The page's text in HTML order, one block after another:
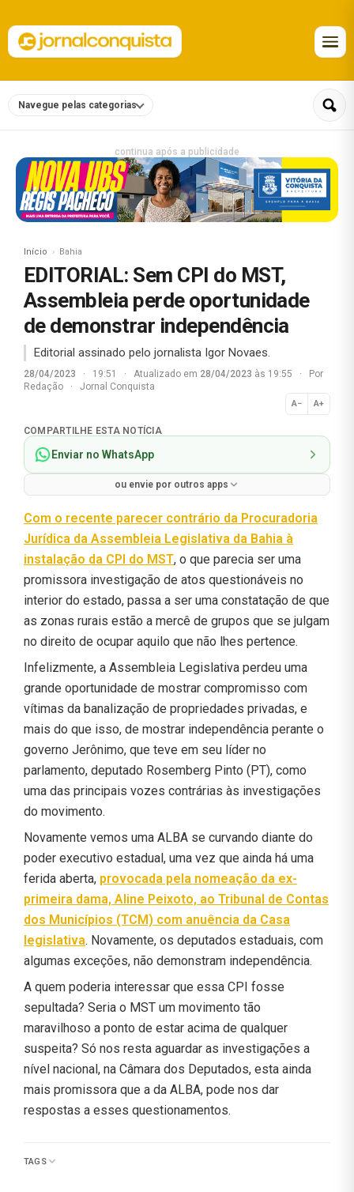
Navegue pelas categorias
continua após a publicidade
Início Bahia
EDITORIAL: Sem CPI do MST,
Assembleia perde oportunidade
de demonstrar independência
Editorial assinado pelo jornalista Igor Novaes.
28/04/2023 · 19:51 · Atualizado em 28/04/2023 às 19:55 ·
Por
Redação
· Jornal Conquista
A− A+
Normal
COMPARTILHE ESTA NOTÍCIA
Enviar no WhatsApp
ou envie por outros apps
Com o recente parecer contrário da Procuradoria
Jurídica da Assembleia Legislativa da Bahia à
instalação da CPI do MST, o que parecia ser uma
promissora investigação de atos questionáveis no
interior do estado, passa a ser uma constatação de que
as zonas rurais estão a mercê de grupos que se julgam
no direito de ocupar aquilo que não lhes pertence.
Infelizmente, a Assembleia Legislativa perdeu uma
grande oportunidade de mostrar compromisso com
vítimas da banalização de propriedades privadas, e
mais do que isso, de mostrar independência perante o
governo Jerônimo, que teve em seu líder no
parlamento, deputado Rosemberg Pinto (PT), como
uma das principais vozes contrárias às investigações
do movimento.
Novamente vemos uma ALBA se curvando diante do
poder executivo estadual, uma vez que ainda há uma
ferida aberta, provocada pela nomeação da ex-
primeira dama, Aline Peixoto, ao Tribunal de Contas
dos Municípios (TCM) com anuência da Casa
legislativa. Novamente, os deputados estaduais, com
algumas exceções, não demonstram independência.
A quem poderia interessar que essa CPI fosse
sepultada? Seria o MST um movimento tão
maravilhoso a ponto de estar acima de qualquer
suspeita? Só nos resta aguardar as investigações a
nível nacional, na Câmara dos Deputados, esta ainda
mais promissora que a da ALBA, pode nos dar
respostas a esses questionamentos.
TAGS